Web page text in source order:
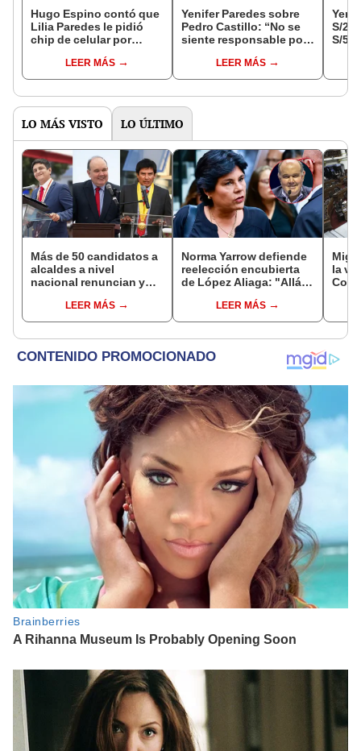
Hugo Espino contó que
Lilia Paredes le pidió
chip de celular por
"chuponeada"
LEER MÁS
Yenifer Paredes sobre
Pedro Castillo: “No se
siente responsable por
está gobernando”
LEER MÁS
S/
S/
LO MÁS VISTO LO ÚLTIMO
Más de 50 candidatos a
alcaldes a nivel
nacional renuncian y
encubiertaLEER MÁS
Norma Yarrow defiende
reelección encubierta
de López Aliaga: "Allá el
sacar la vuelta"
LEER MÁS
la